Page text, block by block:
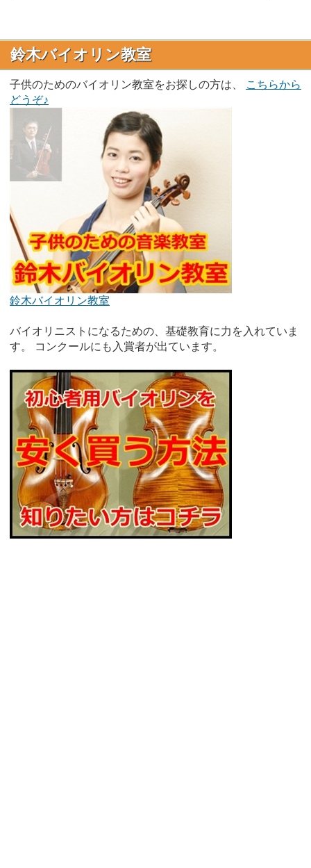
鈴木バイオリン教室
子供のためのバイオリン教室をお探しの方は、
こちらから
どうぞ♪
鈴木バイオリン教室
バイオリニストになるための、基礎教育に力を入れていま
す。 コンクールにも入賞者が出ています。